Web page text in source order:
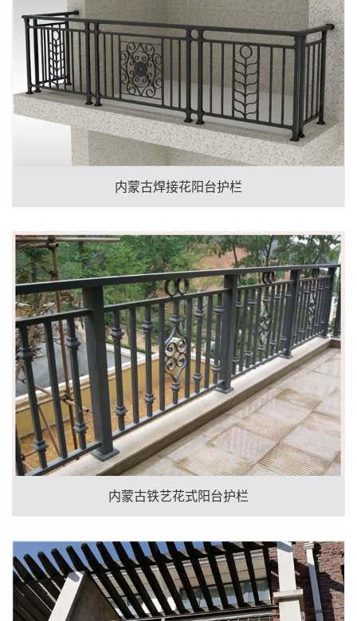
内蒙古焊接花阳台护栏
内蒙古铁艺花式阳台护栏